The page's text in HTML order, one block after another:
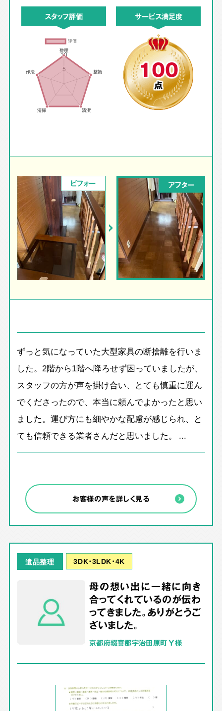
スタッフ評価 サービス満足度
100
点
ビフォー アフター
ずっと気になっていた大型家具の断捨離を行いま
した。2階から1階へ降ろせず困っていましたが、
スタッフの方が声を掛け合い、とても慎重に運ん
でくださったので、本当に頼んでよかったと思い
ました。運び方にも細やかな配慮が感じられ、と
ても信頼できる業者さんだと思いました。 ...
お客様の声を詳しく見る
遺品整理 3DK･3LDK･4K
母の想い出に一緒に向き
合ってくれているのが伝わ
ってきました。ありがとうご
ざいました。
京都府綴喜郡宇治田原町 Y様